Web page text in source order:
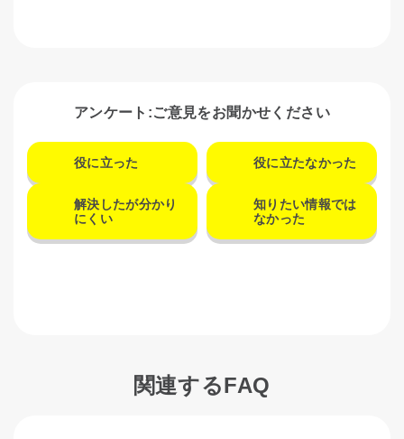
アンケート:ご意見をお聞かせください
役に立った 役に立たなかった
解決したが分かり
にくい
知りたい情報では
なかった
関連するFAQ